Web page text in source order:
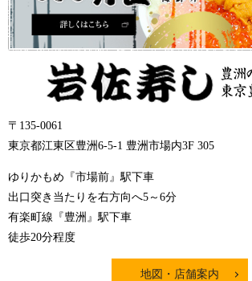
〒135-0061
東京都江東区豊洲6-5-1 豊洲市場内3F 305
ゆりかもめ『市場前』駅下車
出口突き当たりを右方向へ5～6分
有楽町線『豊洲』駅下車
徒歩20分程度
地図・店舗案内